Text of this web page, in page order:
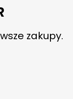
zakupy.